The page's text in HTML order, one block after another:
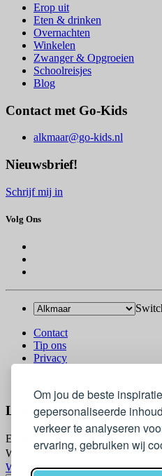
Om jou de beste
gepersonaliseerde
verkeer te analyseren
ervaring, gebruiken wij
Erop uit
Eten & drinken
Overnachten
Winkelen
Zwanger & Opgroeien
Schoolreisjes
Blog
Contact met Go-Kids
alkmaar@go-kids.nl
Nieuwsbrief!
Schrijf mij in
Volg Ons
Contact
Tip ons
Privacy
Log In
Email
Wachtwoord
Wachtwoord vergeten?